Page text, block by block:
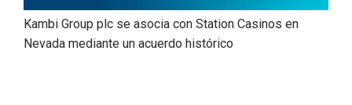
Kambi Group plc se asocia con Station Casinos en
Nevada mediante un acuerdo histórico